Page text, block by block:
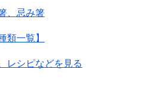
、忌み箸
類一覧】
レシピなどを見る